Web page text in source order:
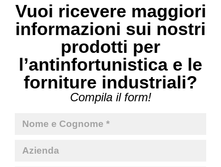
Vuoi ricevere maggiori
informazioni sui nostri
prodotti per
l’antinfortunistica e le
forniture industriali?
Compila il form!